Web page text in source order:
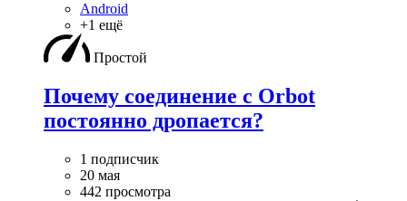
Android
+1 ещё
Простой
Почему соединение с Orbot
постоянно дропается?
1 подписчик
20 мая
442 просмотра